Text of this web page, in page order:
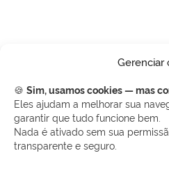
🍪 Sim, usamos cookies — mas
Eles ajudam a melhorar sua
garantir que tudo funcione bem.
Nada é ativado sem sua
transparente e seguro.